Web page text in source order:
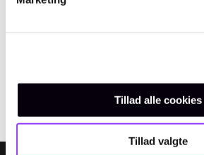
Tillad alle cookies
Tillad valgte
• med undtagelse af gods
henhold til
retningslinjer. Særlige krav til
indhold:Kurset skal som et
følgende emner: